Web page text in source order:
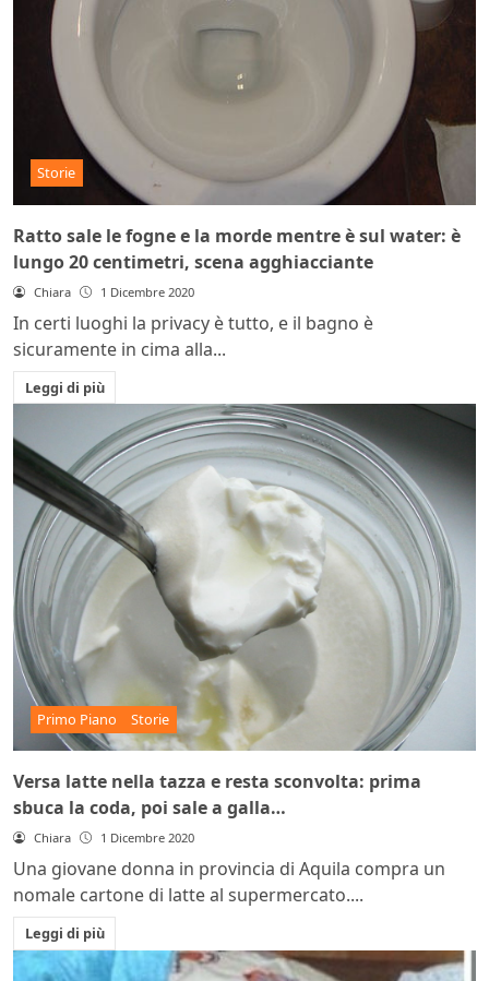
Storie
Ratto sale le fogne e la morde mentre è sul water: è
lungo 20 centimetri, scena agghiacciante
Chiara 1 Dicembre 2020
In certi luoghi la privacy è tutto, e il bagno è
sicuramente in cima alla...
Leggi di più
Primo Piano Storie
Versa latte nella tazza e resta sconvolta: prima
sbuca la coda, poi sale a galla…
Chiara 1 Dicembre 2020
Una giovane donna in provincia di Aquila compra un
nomale cartone di latte al supermercato....
Leggi di più